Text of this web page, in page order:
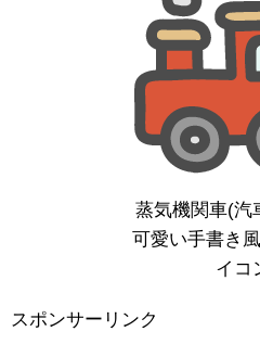
蒸気機関車(汽
可愛い手書き
イコ
スポンサーリンク